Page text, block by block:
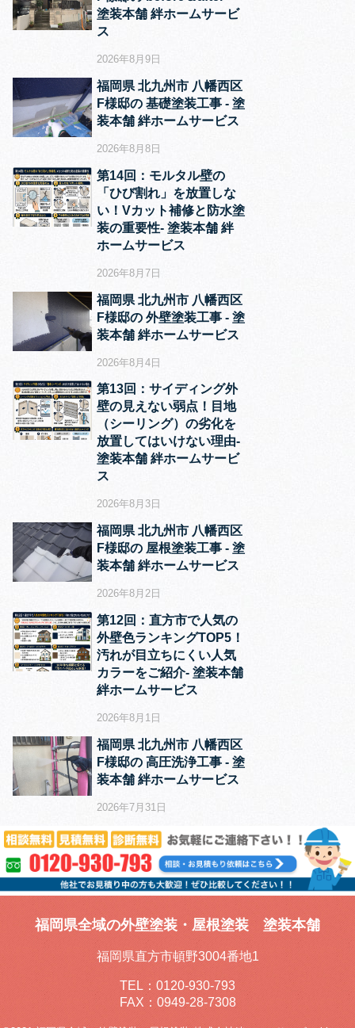
塗装本舗 絆ホームサービ
ス
2026年8月9日
福岡県 北九州市 八幡西区
F様邸の 基礎塗装工事 ‐ 塗
装本舗 絆ホームサービス
2026年8月8日
第14回：モルタル壁の
「ひび割れ」を放置しな
い！Vカット補修と防水塗
装の重要性‐ 塗装本舗 絆
ホームサービス
2026年8月7日
福岡県 北九州市 八幡西区
F様邸の 外壁塗装工事 ‐ 塗
装本舗 絆ホームサービス
2026年8月4日
第13回：サイディング外
壁の見えない弱点！目地
（シーリング）の劣化を
放置してはいけない理由‐
塗装本舗 絆ホームサービ
ス
2026年8月3日
福岡県 北九州市 八幡西区
F様邸の 屋根塗装工事 ‐ 塗
装本舗 絆ホームサービス
2026年8月2日
第12回：直方市で人気の
外壁色ランキングTOP5！
汚れが目立ちにくい人気
カラーをご紹介‐ 塗装本舗
絆ホームサービス
2026年8月1日
福岡県 北九州市 八幡西区
F様邸の 高圧洗浄工事 ‐ 塗
装本舗 絆ホームサービス
2026年7月31日
福岡県全域の外壁塗装・屋根塗装 塗装本舗
福岡県直方市頓野3004番地1
TEL： 0120-930-793
FAX：0949-28-7308